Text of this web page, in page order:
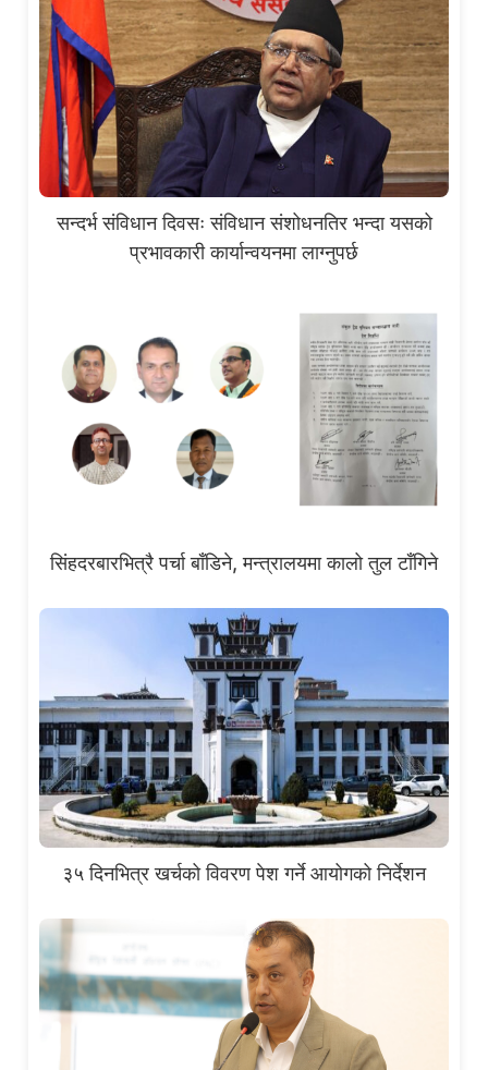
सन्दर्भ संविधान दिवसः संविधान संशोधनतिर भन्दा यसको
प्रभावकारी कार्यान्वयनमा लाग्नुपर्छ
सिंहदरबारभित्रै पर्चा बाँडिने, मन्त्रालयमा कालो तुल टाँगिने
३५ दिनभित्र खर्चको विवरण पेश गर्ने आयोगको निर्देशन